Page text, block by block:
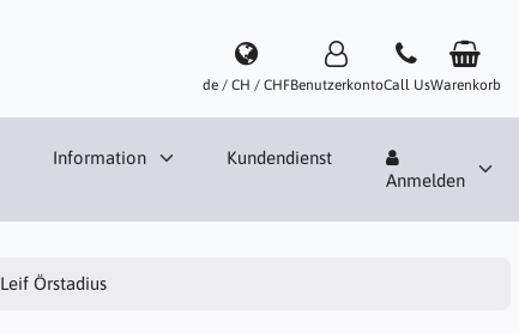
de / CH / CHFBenutzerkontoCall UsWarenkorb
Information
Kundendienst
Anmelden
Örstadius